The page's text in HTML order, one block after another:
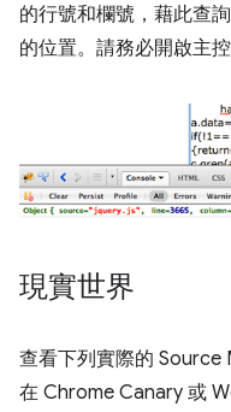
的行號和欄號，藉此查
的位置。請務必開啟主
現實世界
查看下列實際的 Source
在 Chrome Canary 或